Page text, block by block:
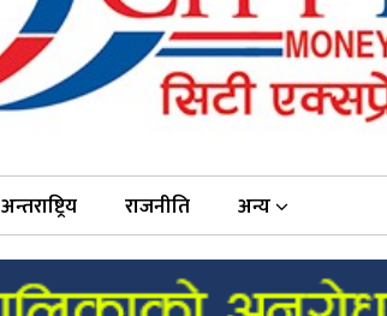
अन्तराष्ट्रिय राजनीति अन्य